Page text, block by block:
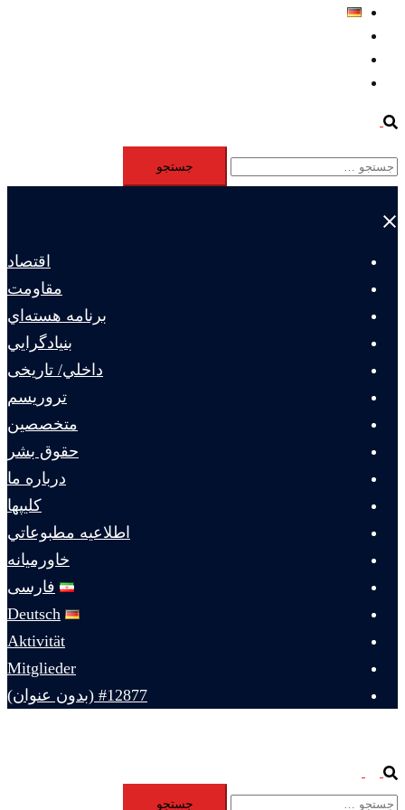
Search
جستجو
برای:
Close
اقتصاد
مقاومت
برنامه هسته‌اي
بنيادگرايي
داخلي/ تاریخی
تروريسم
متخصصين
حقوق بشر
درباره ما
كليپها
اطلاعيه مطبوعاتي
خاورميانه
فارسی
Deutsch
Aktivität
Mitglieder
#12877 (بدون عنوان)
Search
menuجستجو